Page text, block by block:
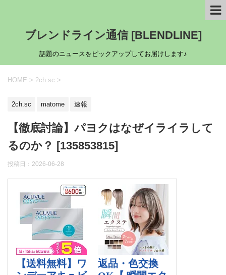
ブレンドライン通信 [BLENDLINE]
話題のニュースをピックアップしてお届けします♪
HOME > 2ch.sc >
2ch.sc matome 速報
【徹底討論】パヨクはなぜイライラして
るのか？ [135853815]
投稿日： 2026-06-28